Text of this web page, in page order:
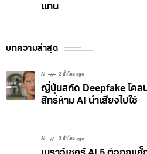
แทน
บทความล่าสุด
AI 2 ชั่วโมง ago
ญี่ปุ่นสกัด Deepfake โคล
สิทธิ์ห้าม AI นำเสียงไปใช้
AI 3 ชั่วโมง ago